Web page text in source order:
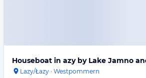
Houseboat in azy by Lake Jamno
Lazy/Łazy · Westpommern